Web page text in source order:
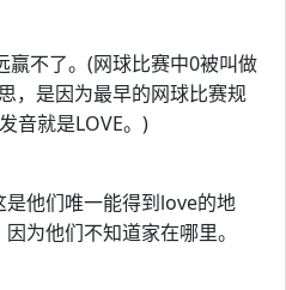
赢不了。(网球比赛中0被叫做
，是因为最早的网球比赛规
音就是LOVE。)
他们唯一能得到love的地
为他们不知道家在哪里。